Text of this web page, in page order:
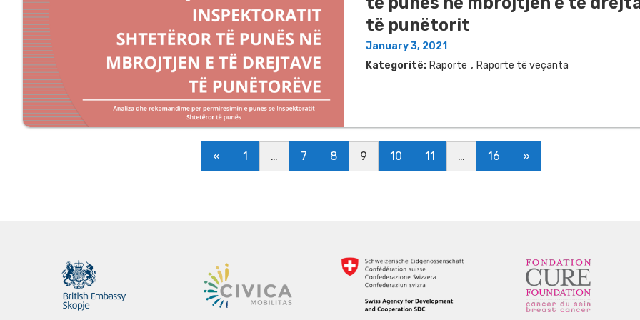
të punëtorit
January 3, 2021
Kategoritë: Raporte , Raporte të veçanta
« 1 … 7 8 9 10 11 … 16 »